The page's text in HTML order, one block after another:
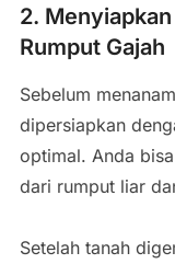
2.
Rumput Gajah
Sebelum
dipersiapkan
optimal. Anda
dari rumput liar
Setelah tanah